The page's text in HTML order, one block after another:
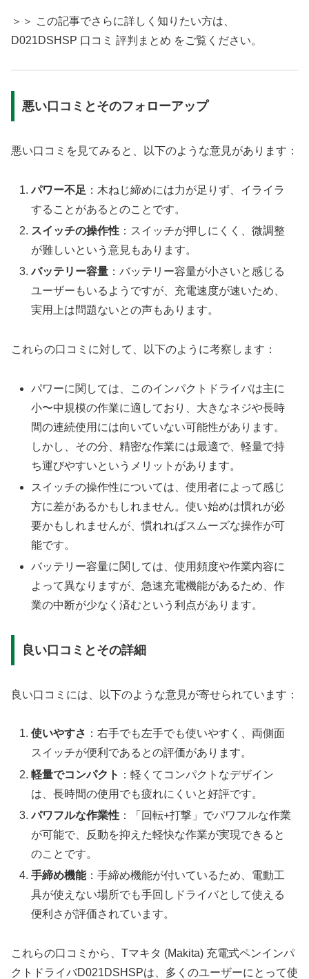
＞＞ この記事でさらに詳しく知りたい方は、
D021DSHSP 口コミ 評判まとめ をご覧ください。
悪い口コミとそのフォローアップ
悪い口コミを見てみると、以下のような意見があります：
パワー不足 ：木ねじ締めには力が足りず、イライラ
することがあるとのことです。
スイッチの操作性 ：スイッチが押しにくく、微調整
が難しいという意見もあります。
バッテリー容量 ：バッテリー容量が小さいと感じる
ユーザーもいるようですが、充電速度が速いため、
実用上は問題ないとの声もあります。
これらの口コミに対して、以下のように考察します：
パワーに関しては、このインパクトドライバは主に
小〜中規模の作業に適しており、大きなネジや長時
間の連続使用には向いていない可能性があります。
しかし、その分、精密な作業には最適で、軽量で持
ち運びやすいというメリットがあります。
スイッチの操作性については、使用者によって感じ
方に差があるかもしれません。使い始めは慣れが必
要かもしれませんが、慣れればスムーズな操作が可
能です。
バッテリー容量に関しては、使用頻度や作業内容に
よって異なりますが、急速充電機能があるため、作
業の中断が少なく済むという利点があります。
良い口コミとその詳細
良い口コミには、以下のような意見が寄せられています：
使いやすさ ：右手でも左手でも使いやすく、両側面
スイッチが便利であるとの評価があります。
軽量でコンパクト ：軽くてコンパクトなデザイン
は、長時間の使用でも疲れにくいと好評です。
パワフルな作業性 ：「回転+打撃」でパワフルな作業
が可能で、反動を抑えた軽快な作業が実現できると
のことです。
手締め機能：手締め機能が付いているため、電動工
具が使えない場所でも手回しドライバとして使える
便利さが評価されています。
これらの口コミから、Tマキタ (Makita) 充電式ペンインパ
クトドライバD021DSHSPは、多くのユーザーにとって使